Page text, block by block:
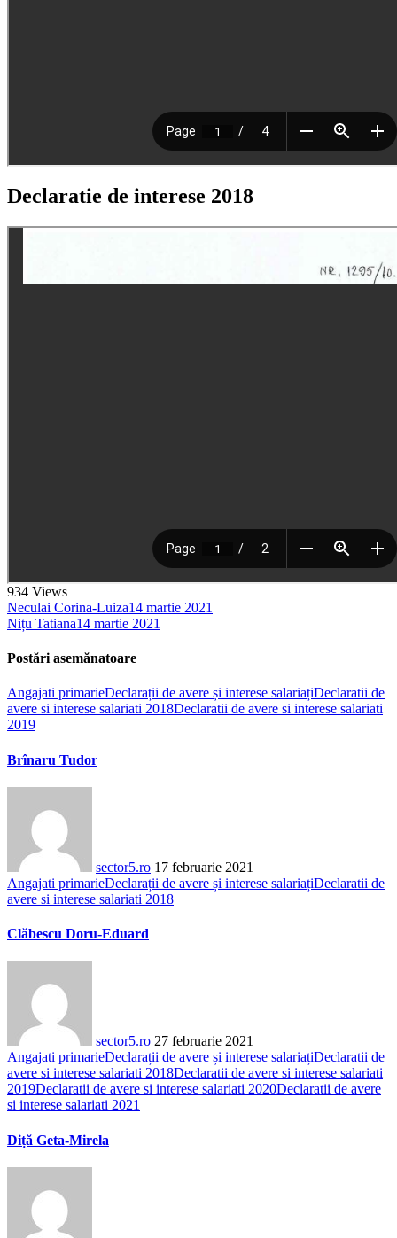
Declaratie de interese 2018
934 Views
Neculai Corina-Luiza14 martie 2021
Nițu Tatiana14 martie 2021
Postări asemănatoare
Angajati primarieDeclarații de avere și interese salariațiDeclaratii de
avere si interese salariati 2018Declaratii de avere si interese salariati
2019
Brînaru Tudor
sector5.ro 17 februarie 2021
Angajati primarieDeclarații de avere și interese salariațiDeclaratii de
avere si interese salariati 2018
Clăbescu Doru-Eduard
sector5.ro 27 februarie 2021
Angajati primarieDeclarații de avere și interese salariațiDeclaratii de
avere si interese salariati 2018Declaratii de avere si interese salariati
2019Declaratii de avere si interese salariati 2020Declaratii de avere
si interese salariati 2021
Diță Geta-Mirela